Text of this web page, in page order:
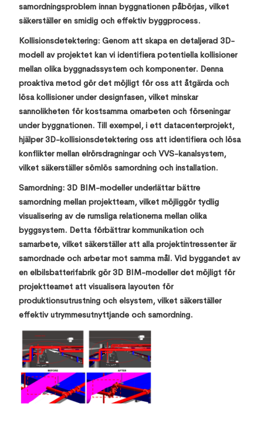
samordningsproblem innan byggnationen påbörjas, vilket
säkerställer en smidig och effektiv byggprocess.
Kollisionsdetektering: Genom att skapa en detaljerad 3D-
modell av projektet kan vi identifiera potentiella kollisioner
mellan olika byggnadssystem och komponenter. Denna
proaktiva metod gör det möjligt för oss att åtgärda och
lösa kollisioner under designfasen, vilket minskar
sannolikheten för kostsamma omarbeten och förseningar
under byggnationen. Till exempel, i ett datacenterprojekt,
hjälper 3D-kollisionsdetektering oss att identifiera och lösa
konflikter mellan elrörsdragningar och VVS-kanalsystem,
vilket säkerställer sömlös samordning och installation.
Samordning: 3D BIM-modeller underlättar bättre
samordning mellan projektteam, vilket möjliggör tydlig
visualisering av de rumsliga relationerna mellan olika
byggsystem. Detta förbättrar kommunikation och
samarbete, vilket säkerställer att alla projektintressenter är
samordnade och arbetar mot samma mål. Vid byggandet av
en elbilsbatterifabrik gör 3D BIM-modeller det möjligt för
projektteamet att visualisera layouten för
produktionsutrustning och elsystem, vilket säkerställer
effektiv utrymmesutnyttjande och samordning.